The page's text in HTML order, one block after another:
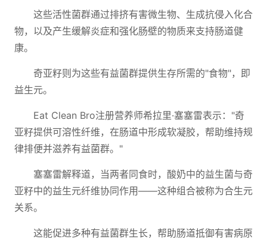
这些活性菌群通过排挤有害微生物、生成抗侵入化合
物，以及产生缓解炎症和强化肠壁的物质来支持肠道健
康。
奇亚籽则为这些有益菌群提供生存所需的"食物"，即
益生元。
Eat Clean Bro注册营养师希拉里·塞塞雷表示："奇
亚籽提供可溶性纤维，在肠道中形成软凝胶，帮助维持规
律排便并滋养有益菌群。"
塞塞雷解释道，当两者同食时，酸奶中的益生菌与奇
亚籽中的益生元纤维协同作用——这种组合被称为合生元
关系。
这能促进多种有益菌群生长，帮助肠道抵御有害病原